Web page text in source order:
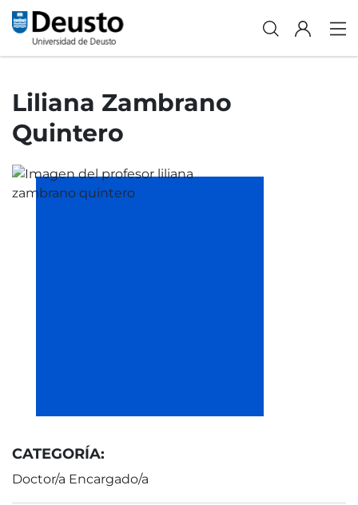
Liliana Zambrano
Quintero
CATEGORÍA:
Doctor/a Encargado/a